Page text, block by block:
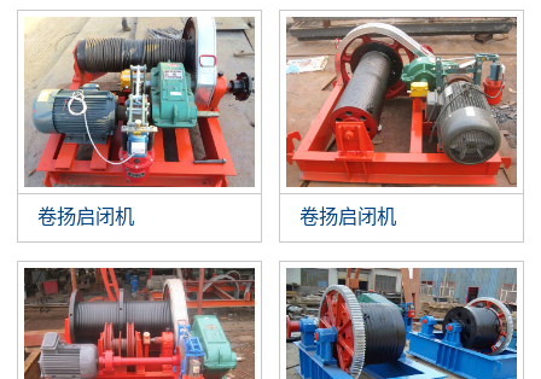
卷扬启闭机 卷扬启闭机